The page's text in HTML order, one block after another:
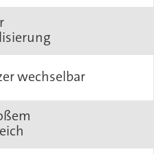
wechselbar